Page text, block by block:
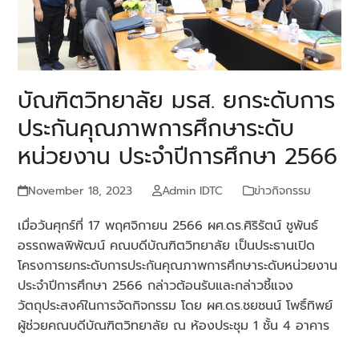
บัณฑิตวิทยาลัย มรส. ยกระดับการ
ประกันคุณภาพการศึกษาระดับ
หน่วยงาน ประจำปีการศึกษา 2566
November 18, 2023 Admin IDTC ข่าวกิจกรรม
เมื่อวันศุกร์ที่ 17 พฤศจิกายน 2566 ผศ.ดร.ศิริรัตน์ ชูพันธ์
อรรถพลพิพัฒน์ คณบดีบัณฑิตวิทยาลัย เป็นประธานเปิด
โครงการยกระดับการประกันคุณภาพการศึกษาระดับหน่วยงาน
ประจำปีการศึกษา 2566 กล่าวต้อนรับและกล่าวชี้แจง
วัตถุประสงค์ในการจัดกิจกรรม โดย ผศ.ดร.ชยชนน์ โพธิ์ทิพย์
ผู้ช่วยคณบดีบัณฑิตวิทยาลัย ณ ห้องประชุม 1 ชั้น 4 อาคาร